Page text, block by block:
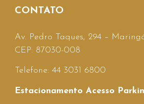
CONTATO
Av. Pedro Taques, 294 –
CEP: 87030-008
Telefone: 44 3031 6800
Estacionamento Acesso